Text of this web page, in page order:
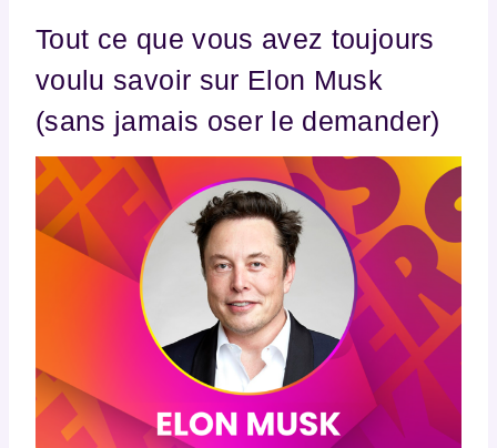
Tout ce que vous avez toujours
voulu savoir sur Elon Musk
(sans jamais oser le demander)